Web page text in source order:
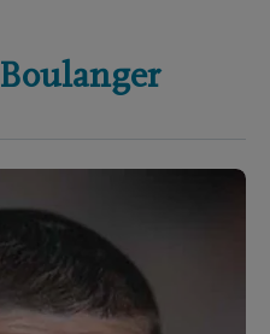
Boulanger